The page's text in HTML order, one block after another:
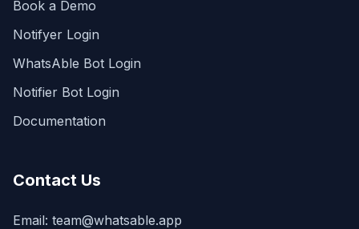
Book a Demo
Notifyer Login
WhatsAble Bot Login
Notifier Bot Login
Documentation
Contact Us
Email: team@whatsable.app